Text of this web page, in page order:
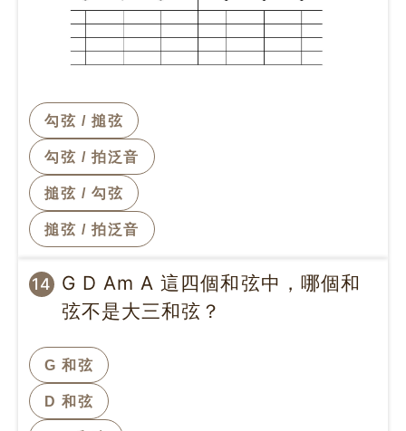
勾弦 / 搥弦
勾弦 / 拍泛音
搥弦 / 勾弦
搥弦 / 拍泛音
14 G D Am A 這四個和弦中，哪個和
弦不是大三和弦？
G 和弦
D 和弦